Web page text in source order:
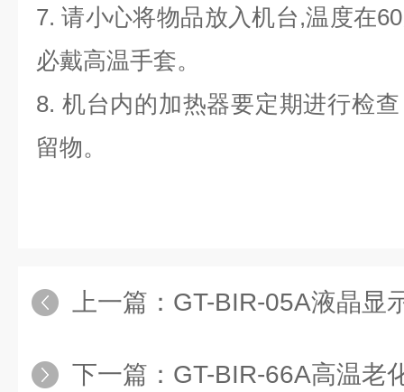
7. 请小心将物品放入机台,温度在
必戴高温手套。
8. 机台内的加热器要定期进行检
留物。
上一篇： GT-BIR-05A液晶显
下一篇： GT-BIR-66A高温老